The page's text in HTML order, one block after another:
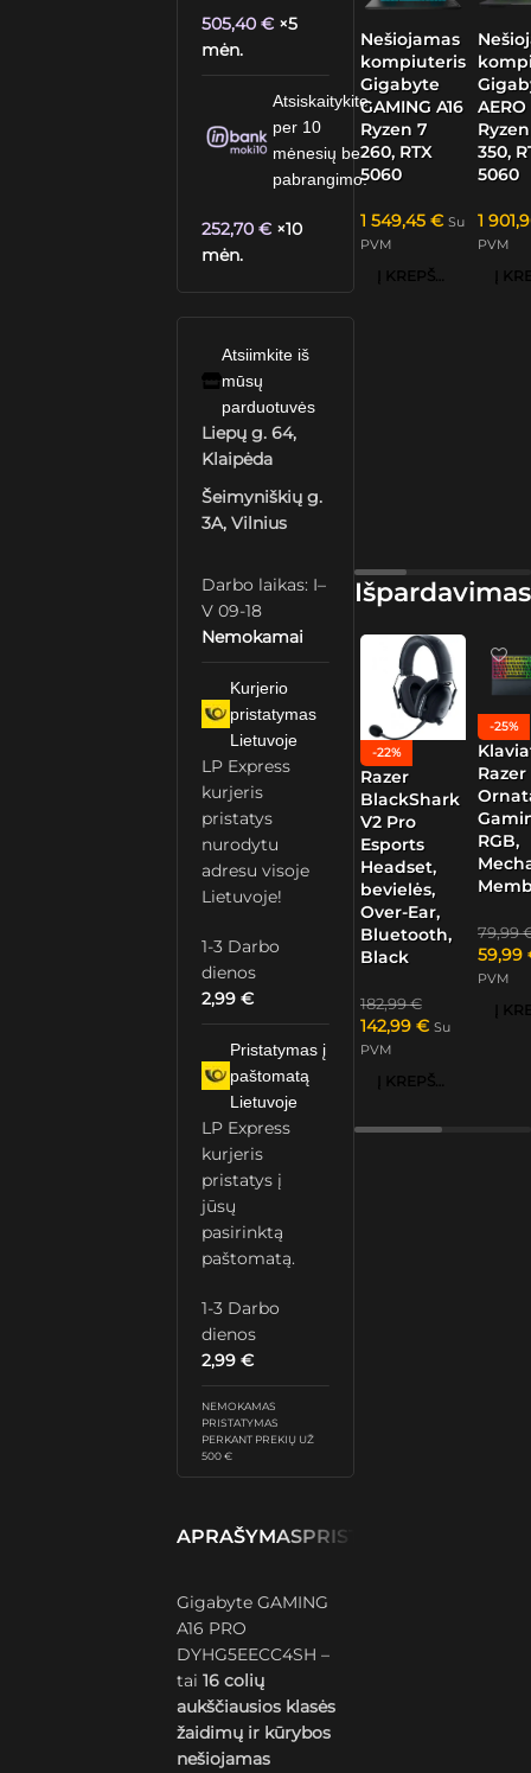
505,40€ ×5
mėn.
Atsiskaitykite
per 10
mėnesių be
pabrangimo.
252,70€ ×10
mėn.
Atsiimkite iš
mūsų
parduotuvės
Liepų g. 64,
Klaipėda
Šeimyniškių g.
3A, Vilnius
Darbo laikas: I–
V 09-18
Nemokamai
Kurjerio
pristatymas
Lietuvoje
LP Express
kurjeris
pristatys
nurodytu
adresu visoje
Lietuvoje!
1-3 Darbo
dienos
2,99€
Pristatymas į
paštomatą
Lietuvoje
LP Express
kurjeris
pristatys į
jūsų
pasirinktą
paštomatą.
1-3 Darbo
dienos
2,99€
NEMOKAMAS
PRISTATYMAS
PERKANT PREKIŲ UŽ
500 €
APRAŠYMASPRISTATYMAS IR
Gigabyte GAMING
A16 PRO
DYHG5EECC4SH –
tai16 colių
aukščiausios klasės
žaidimų ir kūrybos
nešiojamas
Nešiojamas
kompiuteris
Gigabyte
GAMING A16
Ryzen 7
260, RTX
5060
1 549,45 € Su
PVM
Į KREPŠELĮ
AERO
350,
5060
1
PVM
Išpardavimas
-22%
Razer
BlackShark
V2 Pro
Esports
Headset,
bevielės,
Over-Ear,
Bluetooth,
Black
182,99€
142,99 € Su
PVM
Į KREPŠELĮ
-25%
Razer
RGB,
79,99
59,99
PVM